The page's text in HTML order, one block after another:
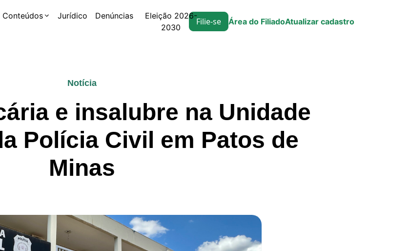
Conteúdos Jurídico Denúncias
Eleição 2026-
2030
Filie-se Área do FiliadoAtualizar cadastro
Notícia
e insalubre na Unidade
Polícia Civil em Patos de
Minas